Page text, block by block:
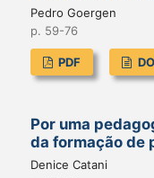
Pedro Goergen
p. 59-76
PDF
Por uma
da formação de
Denice Catani